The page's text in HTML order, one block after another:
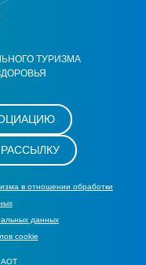
ТУРИЗМА
в отношении обработки
данных
cookie
АОТ